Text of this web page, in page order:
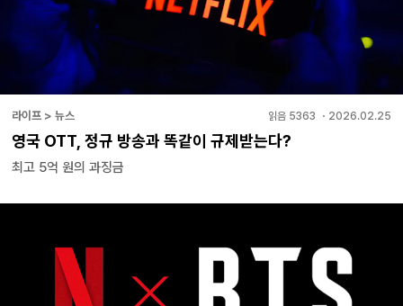
라이프 > 뉴스 읽음 5363 ・ 2026.02.25
영국 OTT, 정규 방송과 똑같이 규제받는다?
최고 5억 원의 과징금